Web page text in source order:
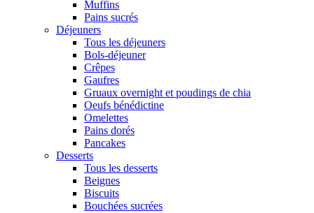
Muffins
Pains sucrés
Déjeuners
Tous les déjeuners
Bols-déjeuner
Crêpes
Gaufres
Gruaux overnight et poudings de chia
Oeufs bénédictine
Omelettes
Pains dorés
Pancakes
Desserts
Tous les desserts
Beignes
Biscuits
Bouchées sucrées